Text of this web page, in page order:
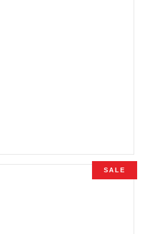
SALE